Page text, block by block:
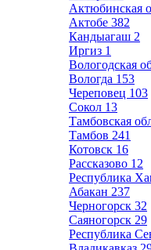
Актюбинская
Актобе 382
Кандыагаш 2
Иргиз 1
Вологодская
Вологда 153
Череповец 103
Сокол 13
Тамбовская
Тамбов 241
Котовск 16
Рассказово 12
Республика
Абакан 237
Черногорск 32
Саяногорск 29
Республика